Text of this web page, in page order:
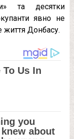
та десятки
явно не
життя Донбасу.